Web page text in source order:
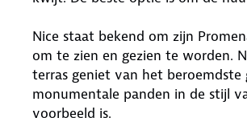
Nice staat bekend om zijn
om te zien en gezien te worden.
terras geniet van het beroemdste
monumentale panden in de stijl
voorbeeld is.